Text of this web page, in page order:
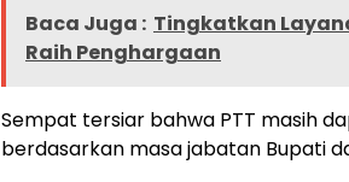
Baca Juga : Tingkatkan
Raih Penghargaan
Sempat tersiar bahwa PTT masih
berdasarkan masa jabatan Bupati